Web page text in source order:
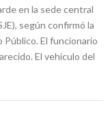
en la sede central
según confirmó la
El funcionario
El vehículo del